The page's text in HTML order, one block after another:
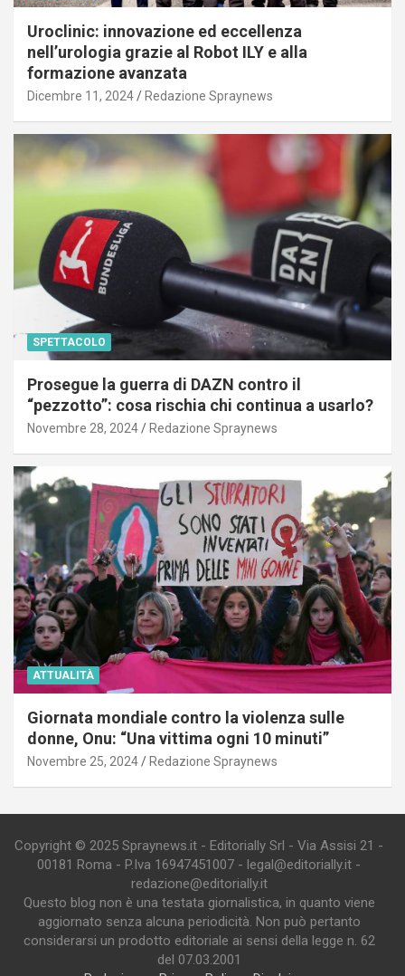
Uroclinic: innovazione ed eccellenza
nell’urologia grazie al Robot ILY e alla
formazione avanzata
Dicembre 11, 2024 Redazione Spraynews
SPETTACOLO
Prosegue la guerra di DAZN contro il
“pezzotto”: cosa rischia chi continua a usarlo?
Novembre 28, 2024 Redazione Spraynews
ATTUALITÀ
Giornata mondiale contro la violenza sulle
donne, Onu: “Una vittima ogni 10 minuti”
Novembre 25, 2024 Redazione Spraynews
Copyright © 2025 Spraynews.it - Editorially Srl - Via Assisi 21 -
00181 Roma - P.Iva 16947451007 - legal@editorially.it -
redazione@editorially.it
Questo blog non è una testata giornalistica, in quanto viene
aggiornato senza alcuna periodicità. Non può pertanto
considerarsi un prodotto editoriale ai sensi della legge n. 62
del 07.03.2001